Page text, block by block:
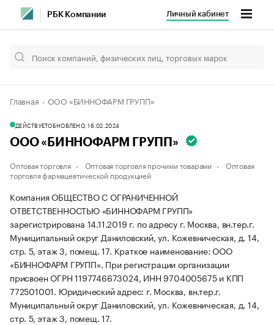
РБК Компании Личный кабинет
Главная ООО «БИННОФАРМ ГРУПП»
ДЕЙСТВУЕТОБНОВЛЕНО, 16.02.2024
ООО «БИННОФАРМ ГРУПП»
Оптовая торговля Оптовая торговля прочими товарами
Оптовая
торговля фармацевтической продукцией
Компания ОБЩЕСТВО С ОГРАНИЧЕННОЙ
ОТВЕТСТВЕННОСТЬЮ «БИННОФАРМ ГРУПП»
зарегистрирована 14.11.2019 г. по адресу г. Москва, вн.тер.г.
Муниципальный округ Даниловский, ул. Кожевническая, д. 14,
стр. 5, этаж 3, помещ. 17. Краткое наименование: ООО
«БИННОФАРМ ГРУПП». При регистрации организации
присвоен ОГРН 1197746673024, ИНН 9704005675 и КПП
772501001. Юридический адрес: г. Москва, вн.тер.г.
Муниципальный округ Даниловский, ул. Кожевническая, д. 14,
стр. 5, этаж 3, помещ. 17.